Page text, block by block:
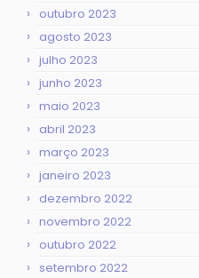
outubro 2023
agosto 2023
julho 2023
junho 2023
maio 2023
abril 2023
março 2023
janeiro 2023
dezembro 2022
novembro 2022
outubro 2022
setembro 2022